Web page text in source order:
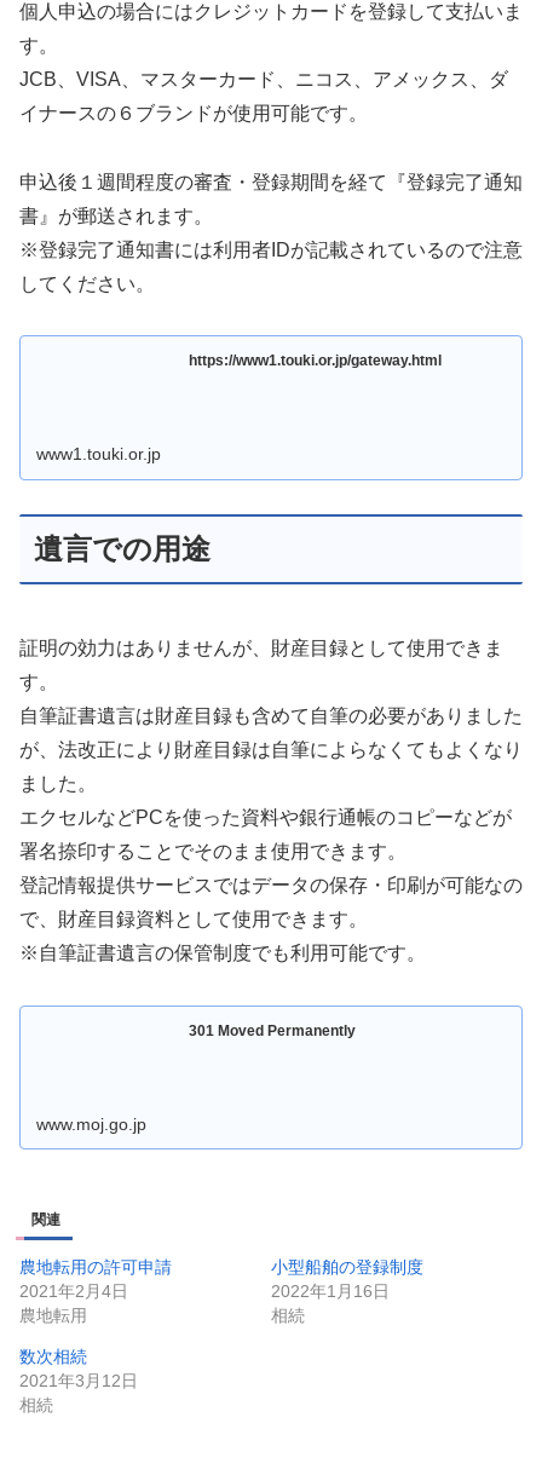
個人申込の場合にはクレジットカードを登録して支払いま
す。
JCB、VISA、マスターカード、ニコス、アメックス、ダ
イナースの６ブランドが使用可能です。
申込後１週間程度の審査・登録期間を経て『登録完了通知
書』が郵送されます。
※登録完了通知書には利用者IDが記載されているので注意
してください。
https://www1.touki.or.jp/gateway.html
www1.touki.or.jp
遺言での用途
証明の効力はありませんが、財産目録として使用できま
す。
自筆証書遺言は財産目録も含めて自筆の必要がありました
が、法改正により財産目録は自筆によらなくてもよくなり
ました。
エクセルなどPCを使った資料や銀行通帳のコピーなどが
署名捺印することでそのまま使用できます。
登記情報提供サービスではデータの保存・印刷が可能なの
で、財産目録資料として使用できます。
※自筆証書遺言の保管制度でも利用可能です。
301 Moved Permanently
www.moj.go.jp
関連
農地転用の許可申請
2021年2月4日
農地転用
小型船舶の登録制度
2022年1月16日
相続
数次相続
2021年3月12日
相続